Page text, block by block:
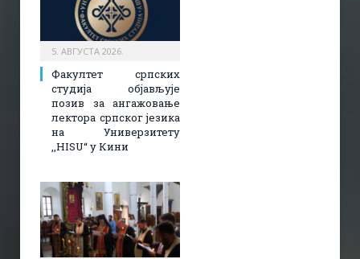
5. АВГУСТА 2026.
Факултет српских
студија објављује
позив за ангажовање
лектора српског језика
на Универзитету
,,HISU“ у Кини